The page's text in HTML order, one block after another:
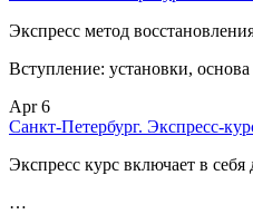
Экспресс метод
Вступление: установки,
Apr 6
Санкт-Петербург. Экспресс-
Экспресс курс включает в
…